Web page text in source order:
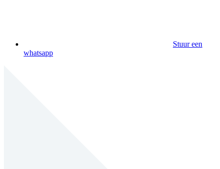
Stuur een
whatsapp